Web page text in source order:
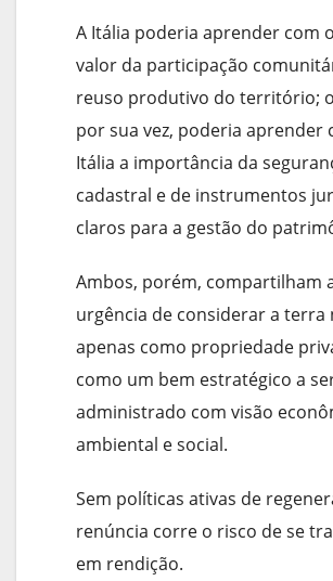
A Itália poderia aprender com
valor da participação
reuso produtivo do território;
por sua vez, poderia aprender
Itália a importância da
cadastral e de instrumentos
claros para a gestão do
Ambos, porém, compartilham
urgência de considerar a terra
apenas como propriedade
como um bem estratégico a
administrado com visão
ambiental e social.
Sem políticas ativas de
renúncia corre o risco de se
em rendição.